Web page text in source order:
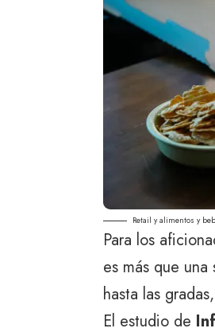
Retail y alimentos y
Para los
es más que
hasta las
El estudio de